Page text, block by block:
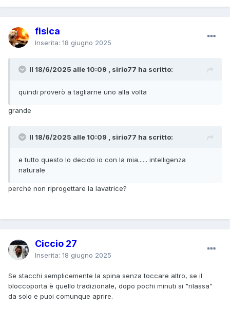
fisica
Inserita: 18 giugno 2025
Il 18/6/2025 alle 10:09 , sirio77 ha scritto:
quindi proverò a tagliarne uno alla volta
grande
Il 18/6/2025 alle 10:09 , sirio77 ha scritto:
e tutto questo lo decido io con la mia...... intelligenza
naturale
perchè non riprogettare la lavatrice?
Ciccio 27
Inserita: 18 giugno 2025
Se stacchi semplicemente la spina senza toccare altro, se il
bloccoporta è quello tradizionale, dopo pochi minuti si "rilassa"
da solo e puoi comunque aprire.